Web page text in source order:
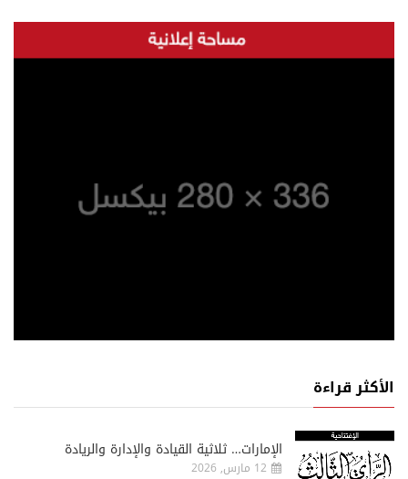
الأكثر قراءة
الإمارات… ثلاثية القيادة والإدارة والريادة
12 مارس, 2026